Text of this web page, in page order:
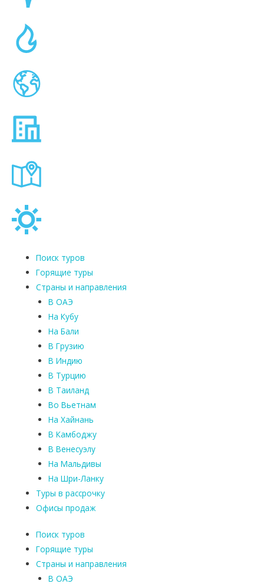
Поиск туров
Горящие туры
Страны и направления
В ОАЭ
На Кубу
На Бали
В Грузию
В Индию
В Турцию
В Таиланд
Во Вьетнам
На Хайнань
В Камбоджу
В Венесуэлу
На Мальдивы
На Шри-Ланку
Туры в рассрочку
Офисы продаж
Поиск туров
Горящие туры
Страны и направления
В ОАЭ